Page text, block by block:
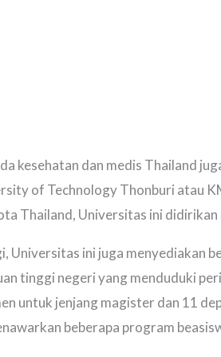
kesehatan dan medis Thailand
of Technology Thonburi atau
Thailand, Universitas ini didirikan
ini juga menyediakan
tinggi negeri yang menduduki
untuk jenjang magister dan 11
beberapa program